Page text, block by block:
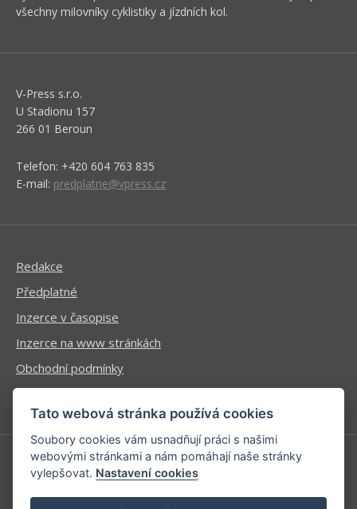
všechny milovníky cyklistiky a jízdních kol.
V-Press s.r.o.
U Stadionu 157
266 01 Beroun
Telefon: +420 604 763 835
E-mail: predplatne@vpress.cz
Redakce
Předplatné
Inzerce v časopise
Inzerce na www stránkách
Obchodní podmínky
Ochrana osobních údajů
Příhlášení | Registrace
Kontaktní informace
Tato webová stránka používá cookies
Soubory cookies vám usnadňují práci s našimi
webovými stránkami a nám pomáhají naše stránky
vylepšovat. Nastavení cookies